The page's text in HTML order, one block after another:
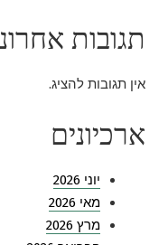
תגובות
אין תגובות להציג.
ארכיונים
יוני 2026
מאי 2026
מרץ 2026